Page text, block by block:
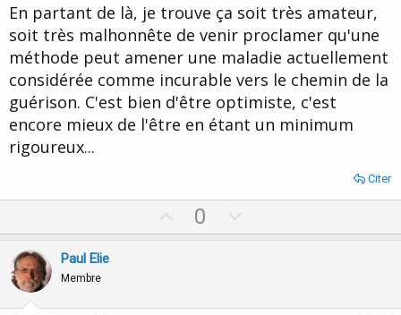
En partant de là, je trouve ça soit très amateur,
soit très malhonnête de venir proclamer qu'une
méthode peut amener une maladie actuellement
considérée comme incurable vers le chemin de la
guérison. C'est bien d'être optimiste, c'est
encore mieux de l'être en étant un minimum
rigoureux...
Citer
p
t
0
o
v
Paul Elie
Membre